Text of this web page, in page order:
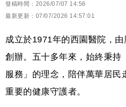
發稿時間：2026/07/07 14:56
最新更新：07/07/2026 14:57:01
成立於1971年的西園醫院，
創辦。五十多年來，始終秉持
服務」的理念，陪伴萬華居民
重要的健康守護者。